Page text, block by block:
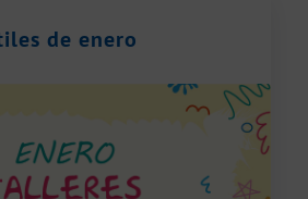
de enero